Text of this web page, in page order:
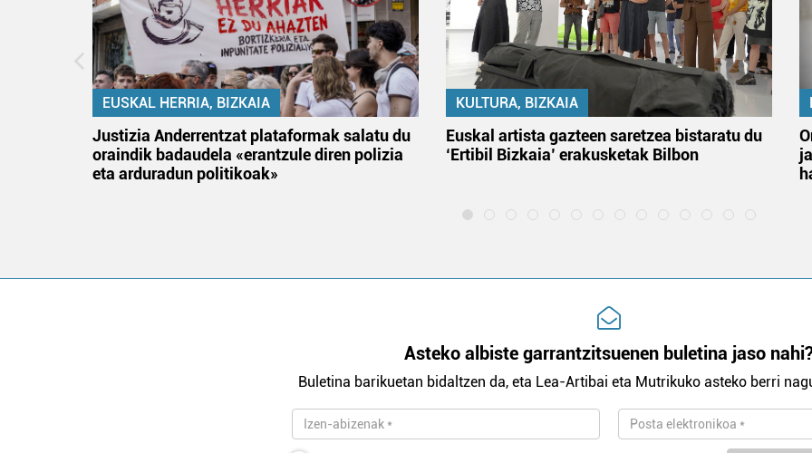
EUSKAL HERRIA, BIZKAIA
Justizia Anderrentzat plataformak salatu du
oraindik badaudela «erantzule diren polizia
eta arduradun politikoak»
KULTURA, BIZKAIA
Euskal artista gazteen saretzea bistaratu du
‘Ertibil Bizkaia’ erakusketak Bilbon
Asteko albiste garrantzitsuenen buletina jaso
Buletina barikuetan bidaltzen da, eta Lea-Artibai eta Mutrikuko asteko berri